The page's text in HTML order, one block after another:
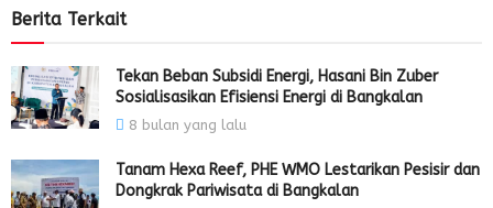
Berita Terkait
Tekan Beban Subsidi Energi, Hasani Bin Zuber
Sosialisasikan Efisiensi Energi di Bangkalan
8 bulan yang lalu
Tanam Hexa Reef, PHE WMO Lestarikan Pesisir dan
Dongkrak Pariwisata di Bangkalan